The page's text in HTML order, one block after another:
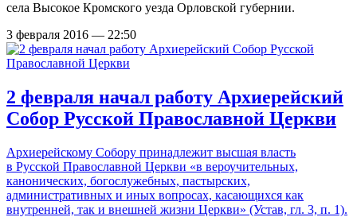
села Высокое Кромского уезда Орловской губернии.
3 февраля 2016 — 22:50
2 февраля начал работу Архиерейский
Собор Русской Православной Церкви
Архиерейскому Собору принадлежит высшая власть
в Русской Православной Церкви «в вероучительных,
канонических, богослужебных, пастырских,
административных и иных вопросах, касающихся как
внутренней, так и внешней жизни Церкви» (Устав, гл. 3, п. 1).